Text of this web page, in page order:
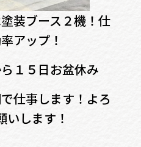
装ブース２機！仕
アップ！
１５日お盆休み
仕事します！よろ
いします！